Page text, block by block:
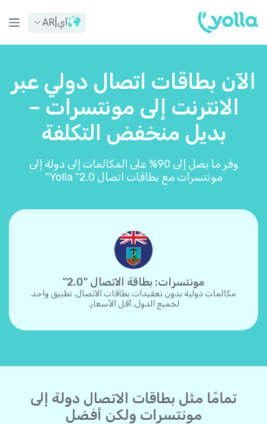
أي AR
الآن بطاقات اتصال دولي عبر
الانترنت إلى مونتسرات –
بديل منخفض التكلفة
وفر ما يصل إلى 90% على المكالمات إلى دولة إلى
مونتسرات مع بطاقات اتصال Yolla "2.0"
مونتسرات: بطاقة الاتصال "2.0"
مكالمات دولية بدون تعقيدات بطاقات الاتصال. تطبيق واحد
لجميع الدول. أقل الأسعار.
تمامًا مثل بطاقات الاتصال دولة إلى
مونتسرات ولكن أفضل